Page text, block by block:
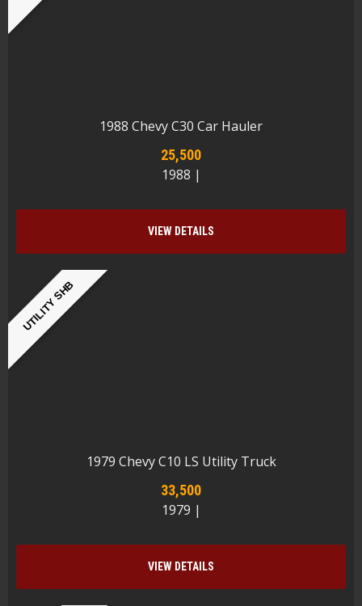
1988 Chevy C30 Car Hauler
25,500
1988 |
VIEW DETAILS
UTILITY SHB
1979 Chevy C10 LS Utility Truck
33,500
1979 |
VIEW DETAILS